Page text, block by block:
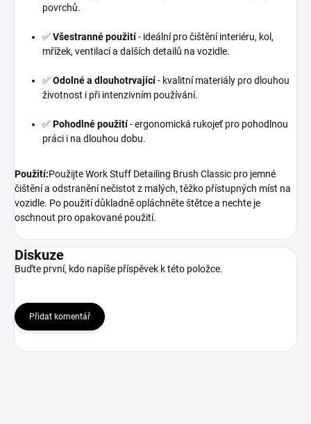
povrchů.
✅Všestranné použití- ideální pro čištění interiéru, kol,
mřížek, ventilací a dalších detailů na vozidle.
✅Odolné a dlouhotrvající- kvalitní materiály pro dlouhou
životnost i při intenzivním používání.
✅Pohodlné použití- ergonomická rukojeť pro pohodlnou
práci i na dlouhou dobu.
Použití:Použijte Work Stuff Detailing Brush Classic pro jemné
čištění a odstranění nečistot z malých, těžko přístupných míst na
vozidle. Po použití důkladně opláchněte štětce a nechte je
oschnout pro opakované použití.
Diskuze
Buďte první, kdo napíše příspěvek k této položce.
Přidat komentář